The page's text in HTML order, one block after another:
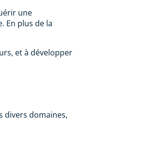
une
En plus de la
et à développer
divers domaines,